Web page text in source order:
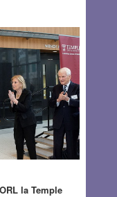
la Temple